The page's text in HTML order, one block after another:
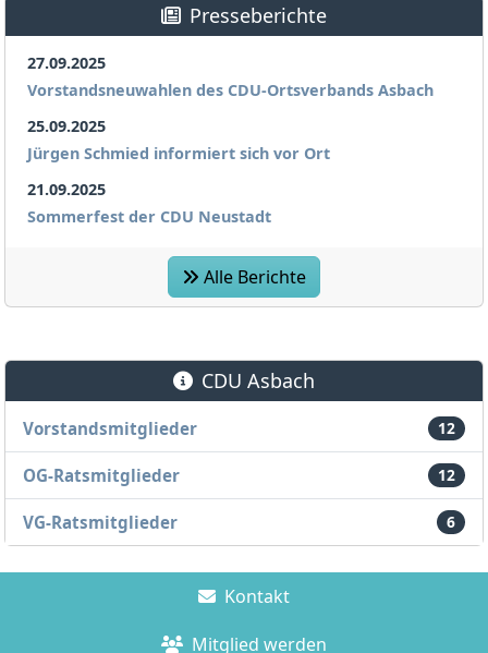
Presseberichte
27.09.2025
Vorstandsneuwahlen des CDU-Ortsverbands Asbach
25.09.2025
Jürgen Schmied informiert sich vor Ort
21.09.2025
Sommerfest der CDU Neustadt
Alle Berichte
CDU Asbach
Vorstandsmitglieder 12
OG-Ratsmitglieder 12
VG-Ratsmitglieder 6
Kontakt
Mitglied werden